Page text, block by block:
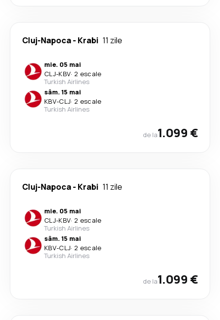
Cluj-Napoca- Krabi 11 zile
mie. 05 mai
CLJ-KBV· 2 escale
Turkish Airlines
sâm. 15 mai
KBV-CLJ· 2 escale
Turkish Airlines
de la1.099 €
Cluj-Napoca- Krabi 11 zile
mie. 05 mai
CLJ-KBV· 2 escale
Turkish Airlines
sâm. 15 mai
KBV-CLJ· 2 escale
Turkish Airlines
de la1.099 €